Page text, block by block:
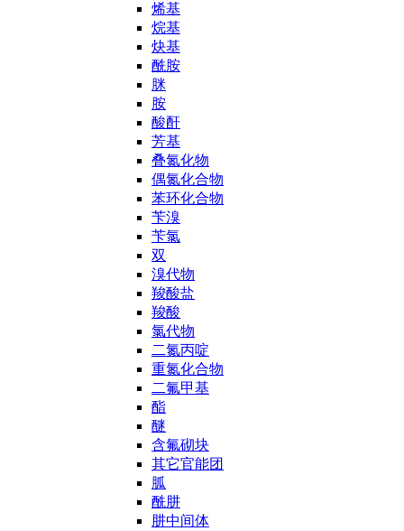
烯基
烷基
炔基
酰胺
脒
胺
酸酐
芳基
叠氮化物
偶氮化合物
苯环化合物
苄溴
苄氯
双
溴代物
羧酸盐
羧酸
氯代物
二氮丙啶
重氮化合物
二氟甲基
酯
醚
含氟砌块
其它官能团
胍
酰肼
肼中间体